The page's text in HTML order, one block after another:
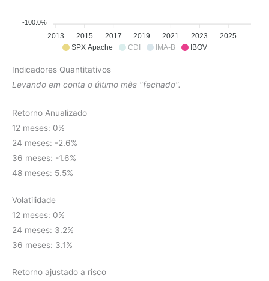
SPX Apache CDI IMA-B IBOV
-100.0%
2013 2015 2017 2019 2021 2023 2025
Indicadores Quantitativos
Levando em conta o último mês "fechado".
Retorno Anualizado
12 meses: 0%
24 meses: -2.6%
36 meses: -1.6%
48 meses: 5.5%
Volatilidade
12 meses: 0%
24 meses: 3.2%
36 meses: 3.1%
Retorno ajustado a risco